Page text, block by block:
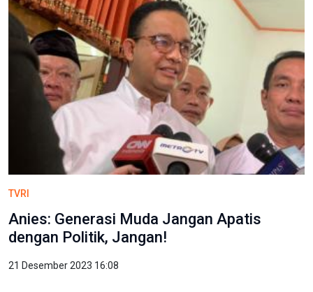
TVRI
Anies: Generasi Muda Jangan Apatis
dengan Politik, Jangan!
21 Desember 2023 16:08